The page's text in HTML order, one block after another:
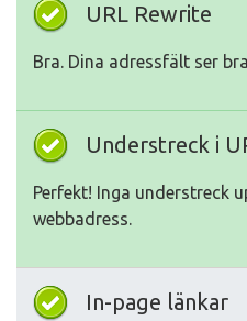
URL Rewrite
Bra. Dina adressfält ser
Understreck i
Perfekt! Inga understreck
webbadress.
In-page länkar